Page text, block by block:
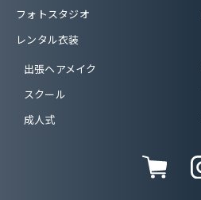
フォトスタジオ
レンタル衣装
出張ヘアメイク
スクール
成人式